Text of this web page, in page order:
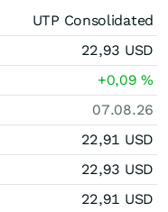
UTP Consolidated
22,93 USD
+0,09%
07.08.26
22,91 USD
22,93 USD
22,91 USD